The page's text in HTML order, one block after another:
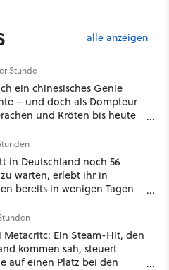
alle anzeigen
Stunde
ein chinesisches Genie
– und doch als Dompteur
und Kröten bis heute
in Deutschland noch 56
warten, erlebt ihr in
bereits in wenigen Tagen
Metacritc: Ein Steam-Hit, den
kommen sah, steuert
auf einen Platz bei den